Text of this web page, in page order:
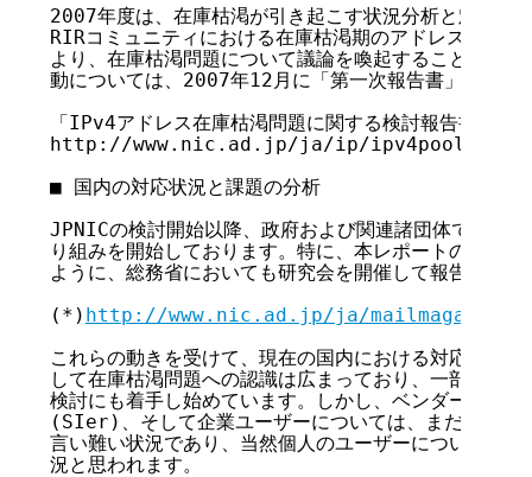
2007年度は、在庫枯渇が引き起こす状況分析と対応策
RIRコミュニティにおける在庫枯渇期のアドレスポリシ
より、在庫枯渇問題について議論を喚起することがで
動については、2007年12月に「第一次報告書」という
「IPv4アドレス在庫枯渇問題に関する検討報告書(
http://www.nic.ad.jp/ja/ip/ipv4pool/
■ 国内の対応状況と課題の分析
JPNICの検討開始以降、政府および関連諸団体でも在
り組みを開始しております。特に、本レポートの[第
ように、総務省においても研究会を開催して報告書を公
(*) http://www.nic.ad.jp/ja/mailmagazine/
これらの動きを受けて、現在の国内における対応状況
して在庫枯渇問題への認識は広まっており、一部の事
検討にも着手し始めています。しかし、ベンダーやシ
(SIer)、そして企業ユーザーについては、まだ問題を
言い難い状況であり、当然個人のユーザーについては
況と思われます。